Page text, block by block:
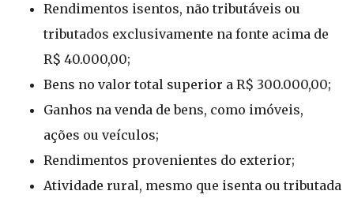
Rendimentos isentos, não tributáveis ou
tributados exclusivamente na fonte acima de
R$ 40.000,00;
Bens no valor total superior a R$ 300.000,00;
Ganhos na venda de bens, como imóveis,
ações ou veículos;
Rendimentos provenientes do exterior;
Atividade rural, mesmo que isenta ou tributada